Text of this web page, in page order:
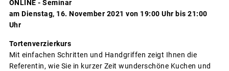
ONLINE - Seminar
am Dienstag, 16. November 2021 von 19:00 Uhr bis 21:00
Uhr
Tortenverzierkurs
Mit einfachen Schritten und Handgriffen zeigt Ihnen die
Referentin, wie Sie in kurzer Zeit wunderschöne Kuchen und